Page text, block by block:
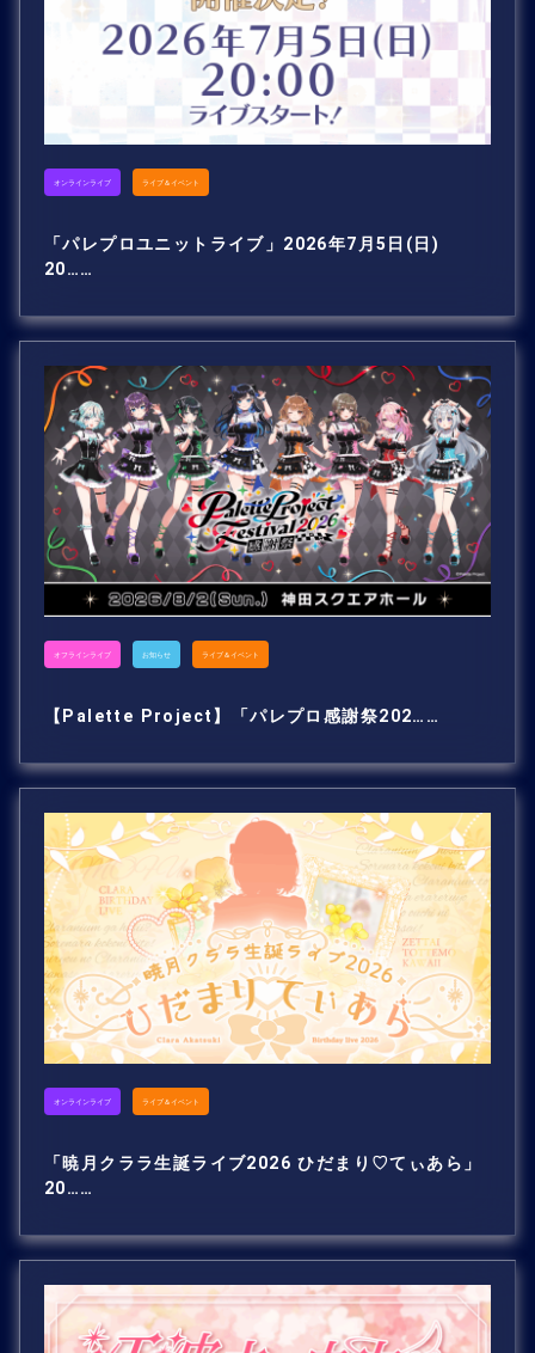
オンラインライブ ライブ＆イベント
「パレプロユニットライブ」2026年7月5日(日)
20……
オフラインライブ お知らせ ライブ＆イベント
【Palette Project】「パレプロ感謝祭202……
オンラインライブ ライブ＆イベント
「暁月クララ生誕ライブ2026 ひだまり♡てぃあら」
20……